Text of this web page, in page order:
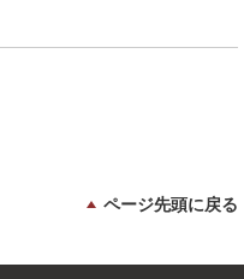
ページ先頭に戻る